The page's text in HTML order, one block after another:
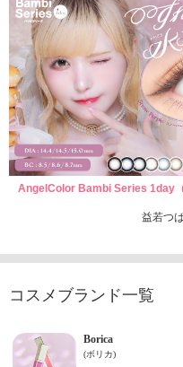
AngelColor Bambi Series 1day
益若つ
コスメブランド一覧